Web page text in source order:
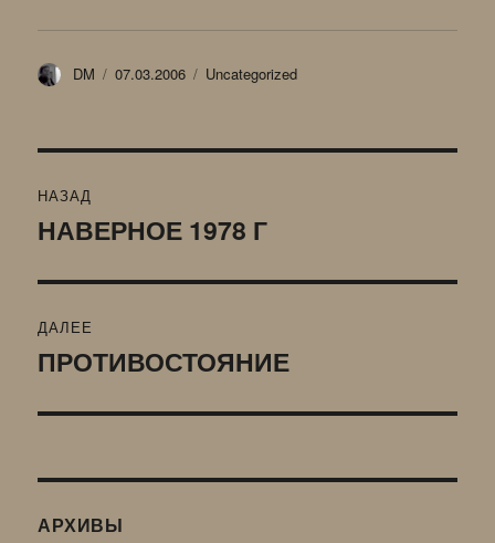
Автор
DM Опубликовано
07.03.2006 Рубрики
Uncategorized
по
НАЗАД
Предыдущая
НАВЕРНОЕ 1978 Г
ДАЛЕЕ
Следующая
ПРОТИВОСТОЯНИЕ
АРХИВЫ